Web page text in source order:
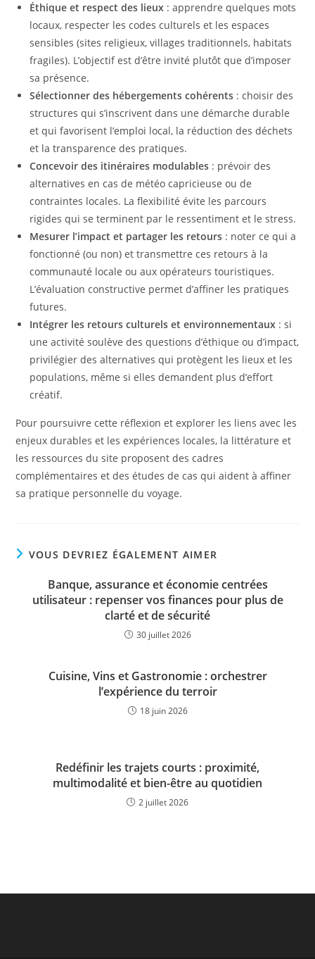
Éthique et respect des lieux : apprendre quelques mots
locaux, respecter les codes culturels et les espaces
sensibles (sites religieux, villages traditionnels, habitats
fragiles). L’objectif est d’être invité plutôt que d’imposer
sa présence.
Sélectionner des hébergements cohérents : choisir des
structures qui s’inscrivent dans une démarche durable
et qui favorisent l’emploi local, la réduction des déchets
et la transparence des pratiques.
Concevoir des itinéraires modulables : prévoir des
alternatives en cas de météo capricieuse ou de
contraintes locales. La flexibilité évite les parcours
rigides qui se terminent par le ressentiment et le stress.
Mesurer l’impact et partager les retours : noter ce qui a
fonctionné (ou non) et transmettre ces retours à la
communauté locale ou aux opérateurs touristiques.
L’évaluation constructive permet d’affiner les pratiques
futures.
Intégrer les retours culturels et environnementaux : si
une activité soulève des questions d’éthique ou d’impact,
privilégier des alternatives qui protègent les lieux et les
populations, même si elles demandent plus d’effort
créatif.
Pour poursuivre cette réflexion et explorer les liens avec les
enjeux durables et les expériences locales, la littérature et
les ressources du site proposent des cadres
complémentaires et des études de cas qui aident à affiner
sa pratique personnelle du voyage.
VOUS DEVRIEZ ÉGALEMENT AIMER
Banque, assurance et économie centrées
utilisateur : repenser vos finances pour plus de
clarté et de sécurité
30 juillet 2026
Cuisine, Vins et Gastronomie : orchestrer
l’expérience du terroir
18 juin 2026
Redéfinir les trajets courts : proximité,
multimodalité et bien-être au quotidien
2 juillet 2026